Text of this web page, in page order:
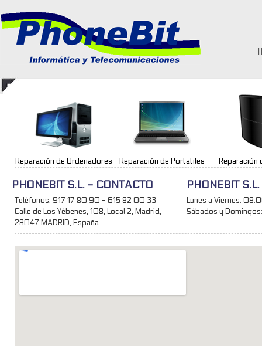
Reparación de Ordenadores Reparación de Portatiles Reparación
PHONEBIT S.L. - CONTACTO
Teléfonos: 917 17 80 90 - 615 82 00 33
Calle de Los Yébenes, 108, Local 2, Madrid,
28047 MADRID, España
PHONEBIT
Lunes a Viernes:
Sábados y